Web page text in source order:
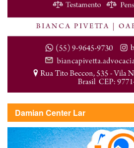
Damian Center Lar